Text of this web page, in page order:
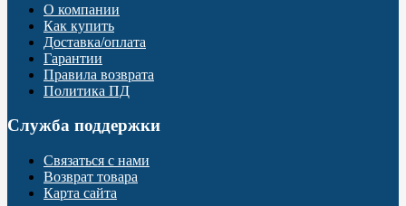
О компании
Как купить
Доставка/оплата
Гарантии
Правила возврата
Политика ПД
Служба поддержки
Связаться с нами
Возврат товара
Карта сайта